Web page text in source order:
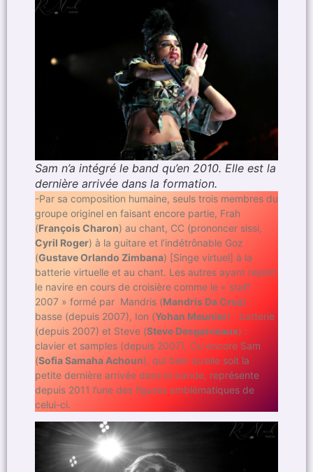
Sam n’a intégré le band qu’en 2010. Elle est la
dernière arrivée dans la formation.
-Par sa composition humaine, seuls trois membres du
groupe originel en faisant encore partie, Frah
(François Charon) au chant, CC (prononcer sissi,
Cyril Roger) à la guitare et l’indétrônable Goz
(Gustave Orlando Zimbana) [Singe virtuel] à la
batterie virtuelle et au chant. Les autres ayant rejoint
le navire en cours de croisière comme le « staff
2007 » formé par Mandris (Mandris Da Cruz) :
basse (depuis 2007), Ion (Yohan Meunier) : batterie
(depuis 2007) et Steve (Steve Desgarceaux) :
clavier et samples (depuis 2007). Ou encore Sam
(Sofia Samaha Achoun), qui bien qu’elle soit la
petite dernière arrivée dans la bande, représente
depuis 2011 l’une des figures emblématiques de
celui-ci.